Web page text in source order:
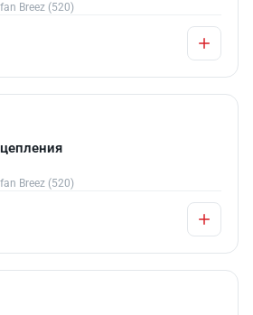
Breez (520)
Breez (520)